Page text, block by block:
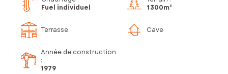
Fuel individuel
1 300m²
Terrasse Cave
Année de construction
:
1979